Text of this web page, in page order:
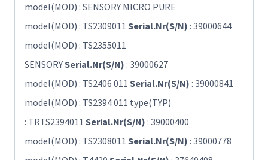
model(MOD) : SENSORY MICRO PURE
model(MOD) : TS2309011 Serial.Nr(S/N) : 39000644
model(MOD) : TS2355011
SENSORYSerial.Nr(S/N) : 39000627
model(MOD) : TS2406 011 Serial.Nr(S/N) : 39000841
model(MOD) : TS2394 011 type(TYP)
: TRTS2394011 Serial.Nr(S/N) : 39000400
model(MOD) : TS2308011 Serial.Nr(S/N) : 39000778